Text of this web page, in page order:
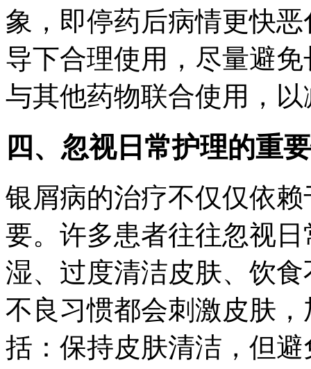
象，即停药后病情更快
导下合理使用，尽量避
与其他药物联合使用，
四、忽视日常护理的重
银屑病的治疗不仅仅依
要。许多患者往往忽视
湿、过度清洁皮肤、饮
不良习惯都会刺激皮肤
括：保持皮肤清洁，但